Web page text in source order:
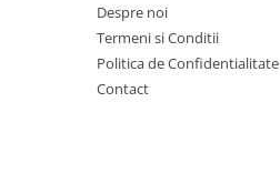
Componente si accesorii
Baterii purificator
Carcase de schimb
Despre noi
Termeni si Conditii
Politica de Confidentialitate
Contact